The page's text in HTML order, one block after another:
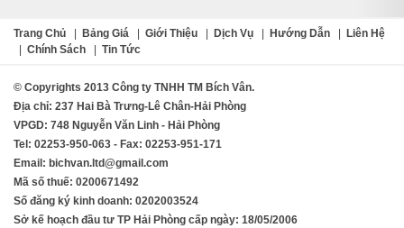
Trang Chủ Bảng Giá Giới Thiệu Dịch Vụ Hướng Dẫn
Liên Hệ
Chính Sách Tin Tức
© Copyrights 2013 Công ty TNHH TM Bích Vân.
Địa chỉ: 237 Hai Bà Trưng-Lê Chân-Hải Phòng
VPGD: 748 Nguyễn Văn Linh - Hải Phòng
Tel: 02253-950-063 - Fax: 02253-951-171
Email: bichvan.ltd@gmail.com
Mã số thuế: 0200671492
Số đăng ký kinh doanh: 0202003524
Sở kế hoạch đầu tư TP Hải Phòng cấp ngày: 18/05/2006